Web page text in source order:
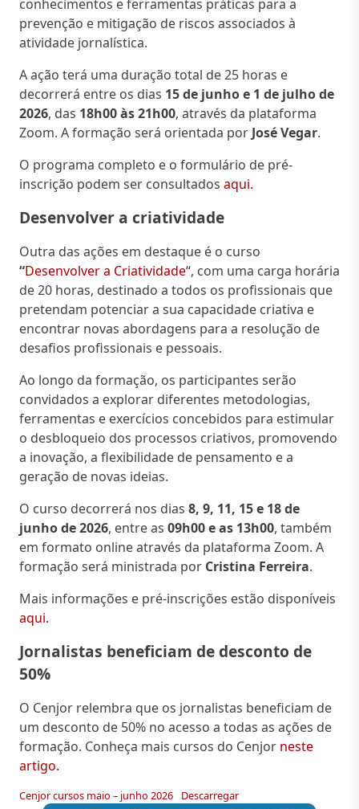
conhecimentos e ferramentas práticas para a
prevenção e mitigação de riscos associados à
atividade jornalística.
A ação terá uma duração total de 25 horas e
decorrerá entre os dias 15 de junho e 1 de julho de
2026, das 18h00 às 21h00, através da plataforma
Zoom. A formação será orientada por José Vegar.
O programa completo e o formulário de pré-
inscrição podem ser consultados aqui.
Desenvolver a criatividade
Outra das ações em destaque é o curso
“Desenvolver a Criatividade“, com uma carga horária
de 20 horas, destinado a todos os profissionais que
pretendam potenciar a sua capacidade criativa e
encontrar novas abordagens para a resolução de
desafios profissionais e pessoais.
Ao longo da formação, os participantes serão
convidados a explorar diferentes metodologias,
ferramentas e exercícios concebidos para estimular
o desbloqueio dos processos criativos, promovendo
a inovação, a flexibilidade de pensamento e a
geração de novas ideias.
O curso decorrerá nos dias 8, 9, 11, 15 e 18 de
junho de 2026, entre as 09h00 e as 13h00, também
em formato online através da plataforma Zoom. A
formação será ministrada por Cristina Ferreira.
Mais informações e pré-inscrições estão disponíveis
aqui.
Jornalistas beneficiam de desconto de
50%
O Cenjor relembra que os jornalistas beneficiam de
um desconto de 50% no acesso a todas as ações de
formação. Conheça mais cursos do Cenjor neste
artigo.
Cenjor cursos maio – junho 2026 Descarregar